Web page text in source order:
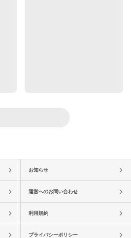
お知らせ
運営へのお問い合わせ
利用規約
プライバシーポリシー